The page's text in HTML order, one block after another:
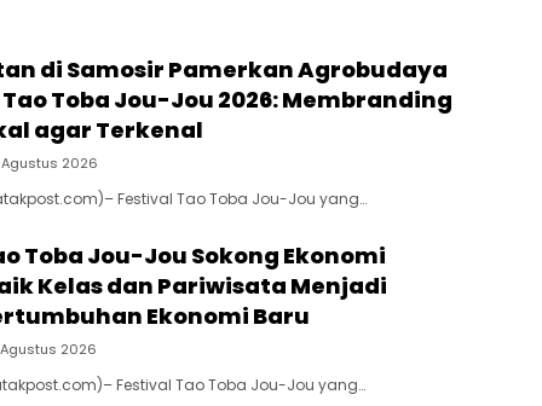
di Samosir Pamerkan Agrobudaya
Toba Jou-Jou 2026: Membranding
agar Terkenal
2026
Festival Tao Toba Jou-Jou yang…
Toba Jou-Jou Sokong Ekonomi
Kelas dan Pariwisata Menjadi
Ekonomi Baru
2026
Festival Tao Toba Jou-Jou yang…